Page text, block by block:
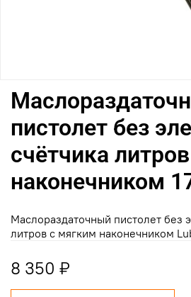
пистолет без
счётчика
наконечником
8 350 ₽
Маслораздаточный пистолет без
литров с мягким наконечником